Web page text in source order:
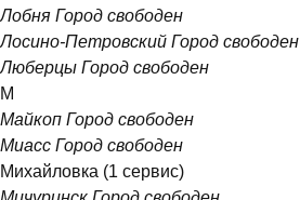
Лобня Город свободен
Лосино-Петровский Город свободен
Люберцы Город свободен
М
Майкоп Город свободен
Миасс Город свободен
Михайловка (1 сервис)